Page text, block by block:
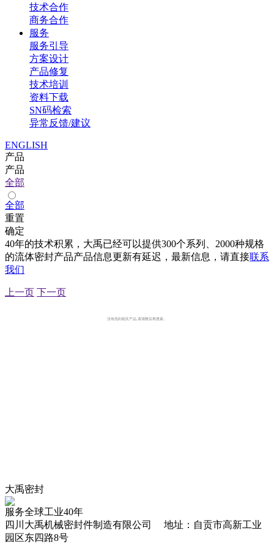
技术合作
商务合作
服务
服务引导
方案设计
产品修复
技术培训
资料下载
SN码检索
异常反馈/建议
ENGLISH
产品
产品
全部
全部
重置
确定
40年的技术积累，大禹已经可以提供300个系列、2000种规格
的流体密封产品产品信息更新有延迟，最新信息，请直接联系
我们
上一页 下一页
没有找到相关产品,请调整后再搜索。
大禹密封
服务全球工业40年
四川大禹机械密封件制造有限公司 地址：自贡市高新工业
园区东四路8号